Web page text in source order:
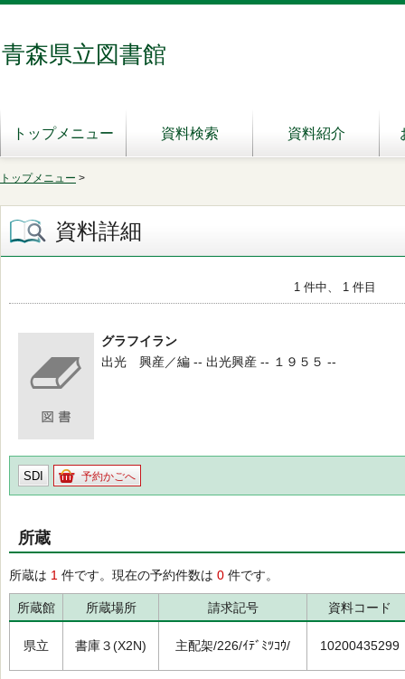
青森県立図書館
トップメニュー 資料検索 資料紹介
トップメニュー >
資料詳細
1 件中、 1 件目
グラフイラン
出光 興産／編 -- 出光興産 -- １９５５ --
SDI 予約かごへ
所蔵
所蔵は 1 件です。現在の予約件数は 0 件です。
所蔵館 所蔵場所 請求記号 資料コード
県立 書庫３(X2N) 主配架/226/ｲﾃﾞﾐﾂｺｳ/ 10200435299